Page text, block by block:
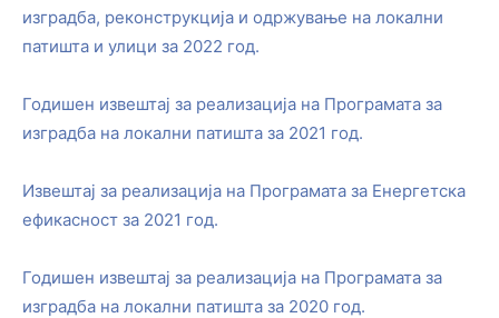
изградба, реконструкција и одржување на локални
патишта и улици за 2022 год.
Годишен извештај за реализација на Програмата за
изградба на локални патишта за 2021 год.
Извештај за реализација на Програмата за Енергетска
ефикасност за 2021 год.
Годишен извештај за реализација на Програмата за
изградба на локални патишта за 2020 год.